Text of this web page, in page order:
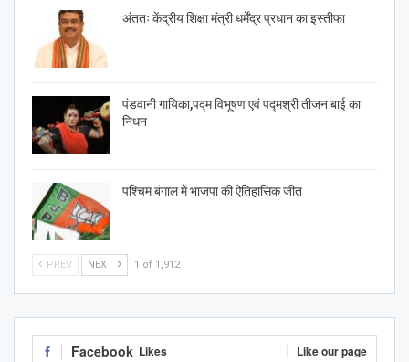
अंततः केंद्रीय शिक्षा मंत्री धर्मेंद्र प्रधान का इस्तीफा
पंडवानी गायिका,पद्म विभूषण एवं पद्मश्री तीजन बाई का
निधन
पश्चिम बंगाल में भाजपा की ऐतिहासिक जीत
PREV NEXT 1 of 1,912
Facebook Likes Like our page